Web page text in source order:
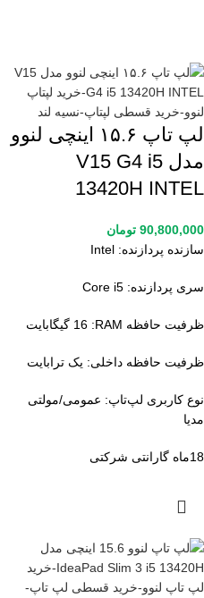
لپ تاپ ۱۵.۶ اینچی لنوو
مدل V15 G4 i5
13420H INTEL
90,800,000 تومان
سازنده پردازنده:
سری پردازنده:
ظرفیت حافظه RAM:
ظرفیت حافظه داخلی: یک ترابایت
نوع کاربری لپ‌تاپ: عمومی/مولتی
مدیا
18ماه گارانتی شرکتی